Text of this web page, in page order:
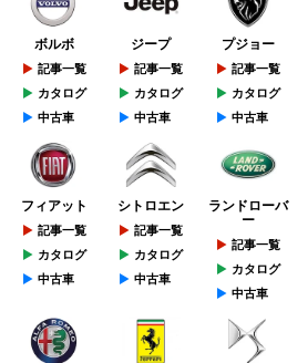
ボルボ
記事一覧
カタログ
中古車
ジープ
記事一覧
カタログ
中古車
プジョー
記事一覧
カタログ
中古車
フィアット
記事一覧
カタログ
中古車
シトロエン
記事一覧
カタログ
中古車
ランドローバ
ー
記事一覧
カタログ
中古車